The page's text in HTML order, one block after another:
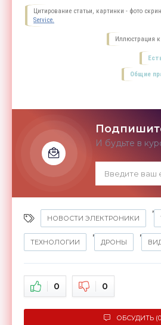
Цитирование статьи, картинки - фото
Service.
Иллюстрация к
Общие
И будьте в
НОВОСТИ ЭЛЕКТРОНИКИ
,
ТЕХНОЛОГИИ
,
ДРОНЫ
,
0 0
ОБСУДИТЬ